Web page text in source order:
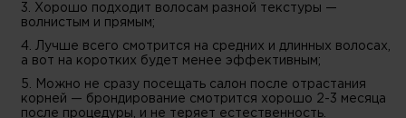
3. Хорошо подходит волосам разной текстуры —
волнистым и прямым;
4. Лучше всего смотрится на средних и длинных волосах,
а вот на коротких будет менее эффективным;
5. Можно не сразу посещать салон после отрастания
корней — брондирование смотрится хорошо 2-3 месяца
после процедуры, и не теряет естественность.